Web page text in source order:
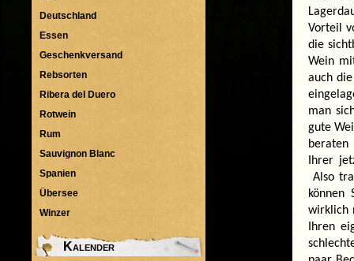
Vorteil
die
Wein
auch
man
gute
beraten
Ihrer
Also
können
wirklich
Ihren
Deutschland
Essen
Geschenkversand
Rebsorten
Ribera del Duero
Rotwein
Rum
Sauvignon Blanc
Spanien
Übersee
Winzer
Kalender